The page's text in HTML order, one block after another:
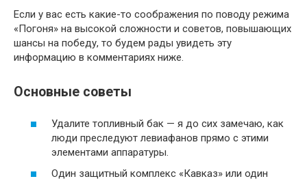
Если у вас есть какие-то соображения по поводу режима
«Погоня» на высокой сложности и советов, повышающих
шансы на победу, то будем рады увидеть эту
информацию в комментариях ниже.
Основные советы
Удалите топливный бак — я до сих замечаю, как
люди преследуют левиафанов прямо с этими
элементами аппаратуры.
Один защитный комплекс «Кавказ» или один